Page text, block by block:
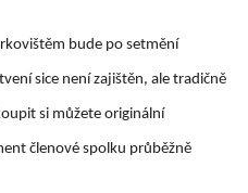
bude po setmění
sice není zajištěn, ale tradičně
si můžete originální
členové spolku průběžně